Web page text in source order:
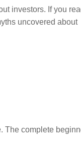
investors. If you
uncovered about
The complete